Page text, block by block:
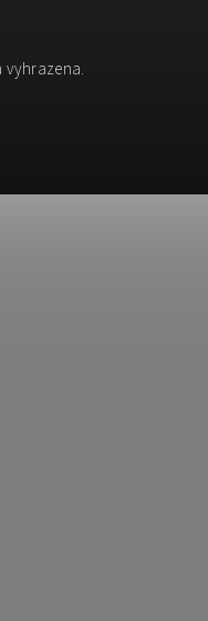
vyhrazena.